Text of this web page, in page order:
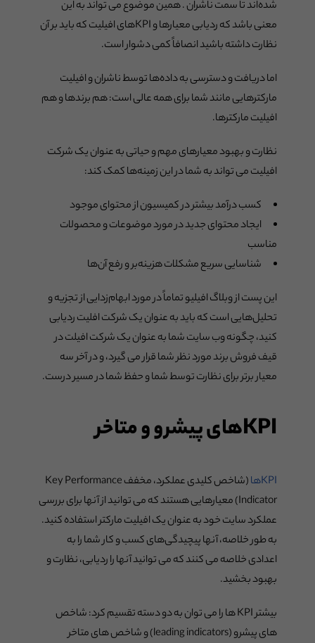
شده‌اند تا سمت ناشران . همین موضوع می تواند به این
معنی باشد که ردیابی معیارها و KPIهای افیلیت که باید بر آن
نظارت داشته باشید انصافاً کمی دشوار است.
اما دریافت و دسترسی به داده‌ها توسط ناشران و افیلیت
مارکترهایی مانند شما برای همه عالی است: هم برندها و هم
افیلیت مارکترها.
نظارت و بهبود معیارهای مهم و حیاتی به عنوان یک شرکت
افیلیت می تواند به شما در این زمینه‌ها کمک کند:
کسب درآمد بیشتر در کمیسیون از محتوای موجود
ایجاد محتوای جدید در مورد موضوعات و محصولات
مناسب
شناسایی سریع مشکلات هزینه‌بر و رفع آن‌ها
این پست از وبلاگ افیلیو تماماً در مورد ابهام‌زدایی از تجزیه و
تحلیل‌هایی است که باید به عنوان یک شرکت افلیت ردیابی
کنید، چگونه وب سایت شما به عنوان یک شرکت افیلت در
قیف فروش برند مورد نظر شما قرار می گیرد، و در آخر سه
معیار برتر برای نظارت توسط شما و حفظ شما در مسیر درست.
KPIهای پیشرو و متاخر
KPIها
(شاخص کلیدی عملکرد، مخفف Key Performance
Indicator) معیارهایی هستند که می توانید از آنها برای بررسی
عملکرد سایت خود به عنوان یک افیلیت مارکتر استفاده کنید.
به طور خلاصه، آنها پیچیدگی‌های کسب و کار شما را به
اعدادی خلاصه می کنند که می توانید آنها را ردیابی، نظارت و
بهبود بخشید.
بیشتر KPI ها را می توان به دو دسته تقسیم کرد: شاخص
های پیشرو (leading indicators) و شاخص های متاخر